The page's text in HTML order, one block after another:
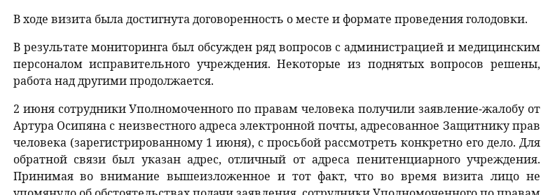
В ходе визита была достигнута договоренность о месте и формате проведения голодовки.
В результате мониторинга был обсужден ряд вопросов с администрацией и медицинским
персоналом исправительного учреждения. Некоторые из поднятых вопросов решены,
работа над другими продолжается.
2 июня сотрудники Уполномоченного по правам человека получили заявление-жалобу от
Артура Осипяна с неизвестного адреса электронной почты, адресованное Защитнику прав
человека (зарегистрированному 1 июня), с просьбой рассмотреть конкретно его дело. Для
обратной связи был указан адрес, отличный от адреса пенитенциарного учреждения.
Принимая во внимание вышеизложенное и тот факт, что во время визита лицо не